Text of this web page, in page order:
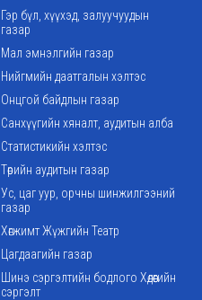
Гэр бүл, хүүхэд, залуучуудын
газар
Мал эмнэлгийн газар
Нийгмийн даатгалын хэлтэс
Онцгой байдлын газар
Санхүүгийн хяналт, аудитын алба
Статистикийн хэлтэс
Төрийн аудитын газар
Ус, цаг уур, орчны шинжилгээний
газар
Хөгжимт Жүжгийн Театр
Цагдаагийн газар
Шинэ сэргэлтийн бодлого Хөдөөгийн
сэргэлт